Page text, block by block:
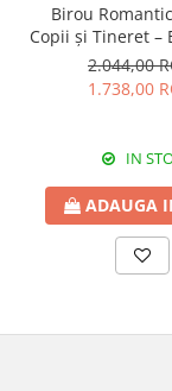
Birou
Copii și Tineret –
Funcționalitate,
cm
2.044,00
1.738,00
IN
ADAUGA